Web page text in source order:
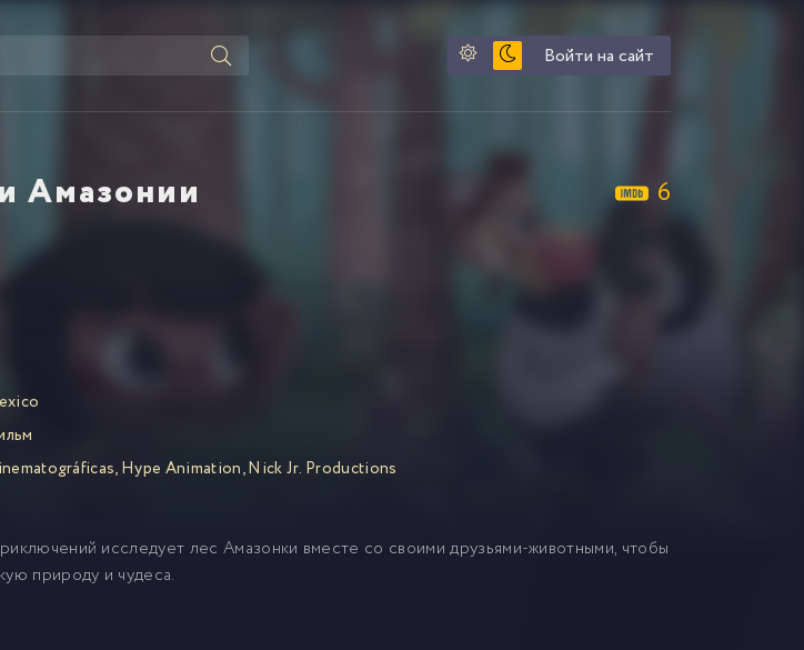
Войти на сайт
Амазонии 6
,Hype Animation,Nick Jr. Productions
исследует лес Амазонки вместе со своими друзьями-животными, чтобы
природу и чудеса.